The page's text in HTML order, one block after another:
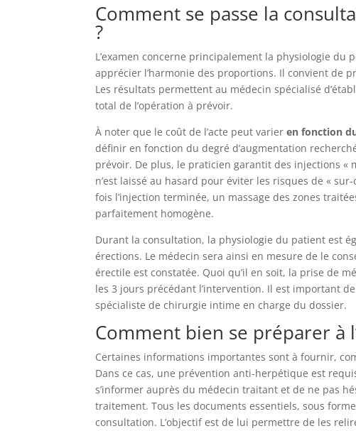
Comment se passe la
?
L’examen concerne principalement la physiologie
apprécier l’harmonie des proportions. Il convient de
Les résultats permettent au médecin spécialisé
total de l’opération à prévoir.
À noter que le coût de l’acte peut varieren fonction
définir en fonction du degré d’augmentation
prévoir. De plus, le praticien garantit des injections «
n’est laissé au hasard pour éviter les risques de «
fois l’injection terminée, un massage des zones
parfaitement homogène.
Durant la consultation, la physiologie du patient est
érections. Le médecin sera ainsi en mesure de le
érectile est constatée. Quoi qu’il en soit, la prise de
les 3 jours précédant l’intervention. Il est important
spécialiste de chirurgie intime en charge du dossier.
Comment bien se préparer à
Certaines informations importantes sont à fournir,
Dans ce cas, une prévention anti-herpétique est
s’informer auprès du médecin traitant et de ne pas
traitement. Tous les documents essentiels, sous
consultation. L’objectif est de lui permettre de les